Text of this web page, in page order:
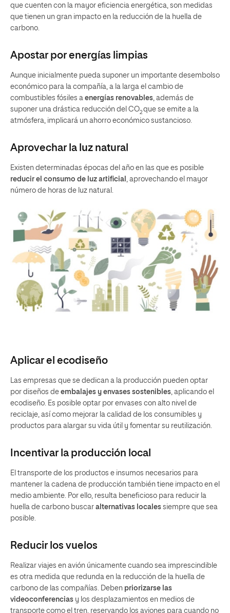
que cuenten con la mayor eficiencia energética, son medidas
que tienen un gran impacto en la reducción de la huella de
carbono.
Apostar por energías limpias
Aunque inicialmente pueda suponer un importante desembolso
económico para la compañía, a la larga el cambio de
combustibles fósiles a energías renovables, además de
suponer una drástica reducción del CO2que se emite a la
atmósfera, implicará un ahorro económico sustancioso.
Aprovechar la luz natural
Existen determinadas épocas del año en las que es posible
reducir el consumo de luz artificial , aprovechando el mayor
número de horas de luz natural.
Aplicar el ecodiseño
Las empresas que se dedican a la producción pueden optar
por diseños de embalajes y envases sostenibles, aplicando el
ecodiseño. Es posible optar por envases con alto nivel de
reciclaje, así como mejorar la calidad de los consumibles y
productos para alargar su vida útil y fomentar su reutilización.
Incentivar la producción local
El transporte de los productos e insumos necesarios para
mantener la cadena de producción también tiene impacto en el
medio ambiente. Por ello, resulta beneficioso para reducir la
huella de carbono buscar alternativas locales siempre que sea
posible.
Reducir los vuelos
Realizar viajes en avión únicamente cuando sea imprescindible
es otra medida que redunda en la reducción de la huella de
carbono de las compañías. Deben priorizarse las
videoconferencias y los desplazamientos en medios de
transporte como el tren, reservando los aviones para cuando no